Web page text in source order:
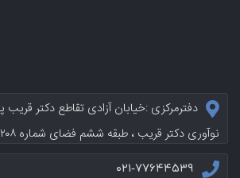
نوآوری دکتر قریب ، طبقه ششم فضای شماره ۲۰۸
۰۲۱-۷۷۶۴۴۵۳۹